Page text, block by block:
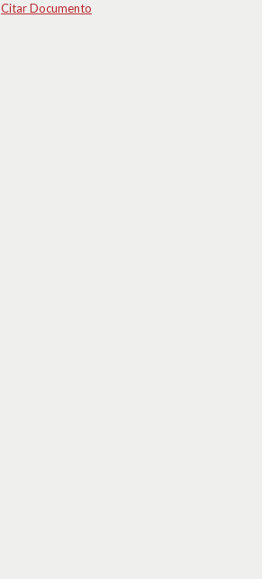
Citar Documento